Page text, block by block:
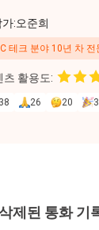
가:오준희
테크 분야 10년 차 전
츠 활용도:
38 26 20
제된 통화 기